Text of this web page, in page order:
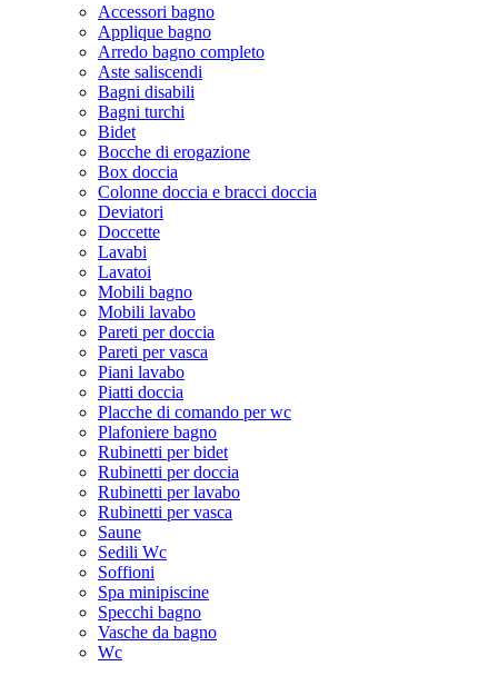
Accessori bagno
Applique bagno
Arredo bagno completo
Aste saliscendi
Bagni disabili
Bagni turchi
Bidet
Bocche di erogazione
Box doccia
Colonne doccia e bracci doccia
Deviatori
Doccette
Lavabi
Lavatoi
Mobili bagno
Mobili lavabo
Pareti per doccia
Pareti per vasca
Piani lavabo
Piatti doccia
Placche di comando per wc
Plafoniere bagno
Rubinetti per bidet
Rubinetti per doccia
Rubinetti per lavabo
Rubinetti per vasca
Saune
Sedili Wc
Soffioni
Spa minipiscine
Specchi bagno
Vasche da bagno
Wc